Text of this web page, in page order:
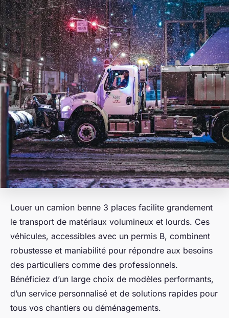
Louer un camion benne 3 places facilite grandement
le transport de matériaux volumineux et lourds. Ces
véhicules, accessibles avec un permis B, combinent
robustesse et maniabilité pour répondre aux besoins
des particuliers comme des professionnels.
Bénéficiez d’un large choix de modèles performants,
d’un service personnalisé et de solutions rapides pour
tous vos chantiers ou déménagements.